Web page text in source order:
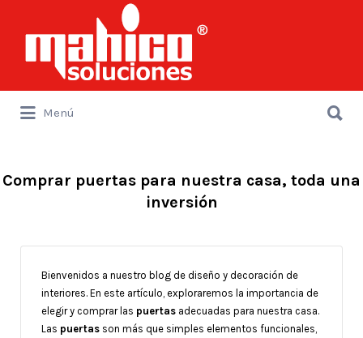
por:
Menú
por:
Comprar puertas para nuestra casa, toda una
inversión
Bienvenidos a nuestro blog de diseño y decoración de
interiores. En este artículo, exploraremos la importancia de
elegir y comprar las puertas adecuadas para nuestra casa.
Las puertas son más que simples elementos funcionales,